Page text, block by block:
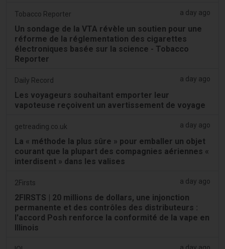
Tobacco Reporter a day ago
Un sondage de la VTA révèle un soutien pour une
réforme de la réglementation des cigarettes
électroniques basée sur la science - Tobacco
Reporter
Daily Record a day ago
Les voyageurs souhaitant emporter leur
vapoteuse reçoivent un avertissement de voyage
getreading.co.uk a day ago
La « méthode la plus sûre » pour emballer un objet
courant que la plupart des compagnies aériennes «
interdisent » dans les valises
2Firsts a day ago
2FIRSTS | 20 millions de dollars, une injonction
permanente et des contrôles des distributeurs :
l'accord Posh renforce la conformité de la vape en
Illinois
a day ago